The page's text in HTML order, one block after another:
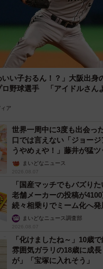
いい子おるん！？」大阪出
野球選手 「アイドルさん
ア
世界一周中に3度も出会っ
口では言えない「ジョー
うやめぇや！」藤井が猛
ん】まいどなニュース
2026.08.07
「国産マッチでもバズり
老舗メーカーの投稿が
続々相乗りでミーム化へ発
まいどなニュース調査部
2026.08.07
「化けましたね～」10歳
雰囲気ガラリの18歳に成
が」「宝塚に入れそう」